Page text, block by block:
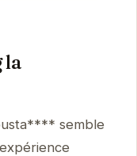
la
semble